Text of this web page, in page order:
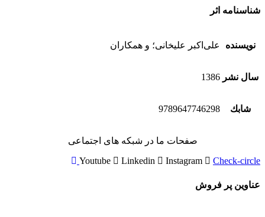
شناسنامه اثر
نویسنده علی‌اکبر علیخانی؛ و همکاران
سال نشر 1386
شابك 9789647746298
صفحات ما در شبکه های اجتماعی
Youtube
Linkedin Instagram Check-circle
عناوین پر فروش